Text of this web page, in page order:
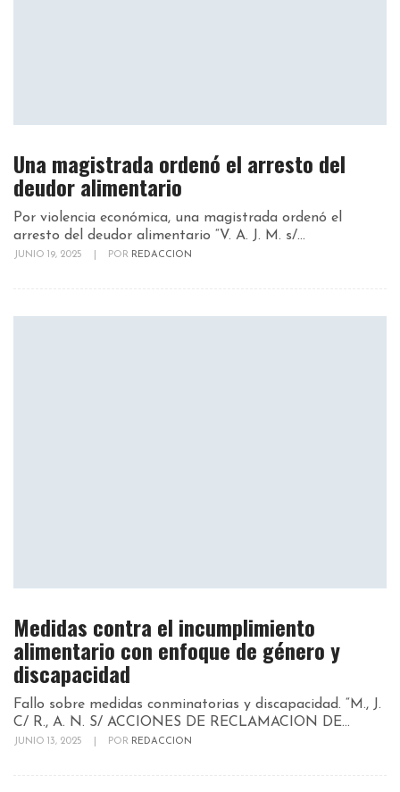
Una magistrada ordenó el arresto del
deudor alimentario
Por violencia económica, una magistrada ordenó el
arresto del deudor alimentario “V. A. J. M. s/...
JUNIO 19, 2025 POR REDACCION
Medidas contra el incumplimiento
alimentario con enfoque de género y
discapacidad
Fallo sobre medidas conminatorias y discapacidad. “M., J.
C/ R., A. N. S/ ACCIONES DE RECLAMACION DE...
JUNIO 13, 2025 POR REDACCION